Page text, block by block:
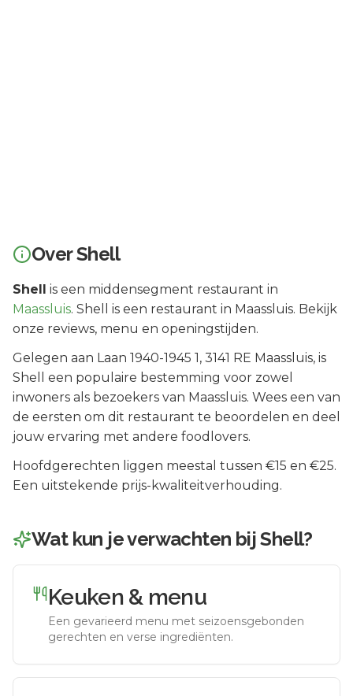
OverShell
Shell is een middensegment restaurant in
Maassluis. Shell is een restaurant in Maassluis. Bekijk
onze reviews, menu en openingstijden.
Gelegen aan Laan 1940-1945 1, 3141 RE Maassluis, is
Shell
een populaire bestemming voor zowel
inwoners als bezoekers van Maassluis. Wees een van
de eersten om dit restaurant te beoordelen en deel
jouw ervaring met andere foodlovers.
Hoofdgerechten liggen meestal tussen €15 en €25.
Een uitstekende prijs-kwaliteitverhouding.
Wat kun je verwachten bijShell?
Keuken & menu
Een gevarieerd menu met seizoensgebonden
gerechten en verse ingrediënten.